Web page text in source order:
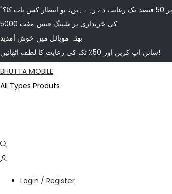
5000 کی خریداری پر شپنگ فیس مفت
بھٹہ موبائل میں خوش آمدید
سائن اپ کریں اور 50٪ تک کی رعایت کا لطف اٹھائیں!
Skip
to
Skip
to
BHUTTA MOBILE
All Types Produts
Login / Register